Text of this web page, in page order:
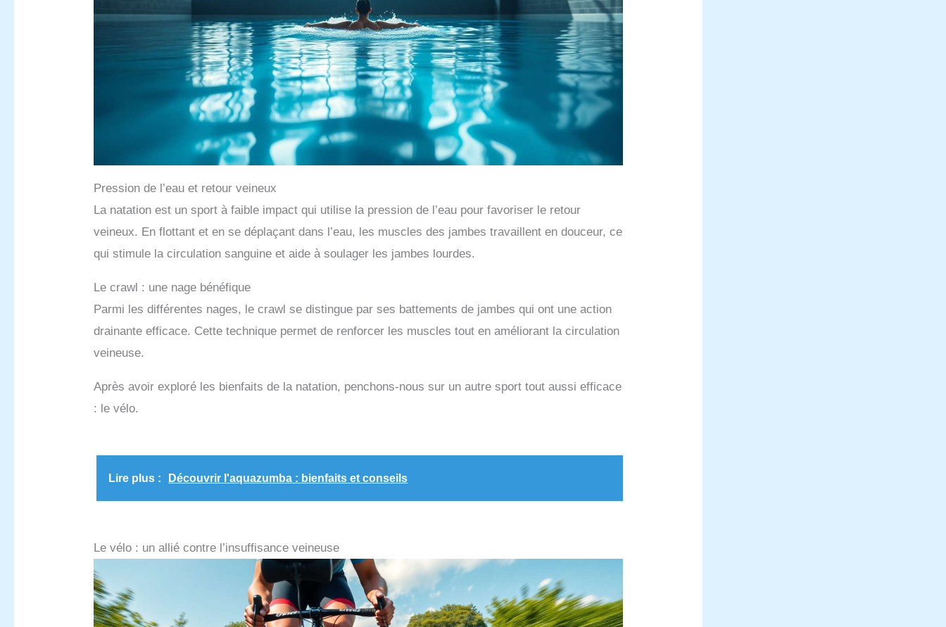
Pression de l’eau et retour veineux
La natation est un sport à faible impact qui utilise la pression de l’eau pour favoriser le retour
veineux. En flottant et en se déplaçant dans l’eau, les muscles des jambes travaillent en douceur, ce
qui stimule la circulation sanguine et aide à soulager les jambes lourdes.
Le crawl : une nage bénéfique
Parmi les différentes nages, le crawl se distingue par ses battements de jambes qui ont une action
drainante efficace. Cette technique permet de renforcer les muscles tout en améliorant la circulation
veineuse.
Après avoir exploré les bienfaits de la natation, penchons-nous sur un autre sport tout aussi efficace
: le vélo.
Lire plus : Découvrir l'aquazumba : bienfaits et conseils
Le vélo : un allié contre l’insuffisance veineuse